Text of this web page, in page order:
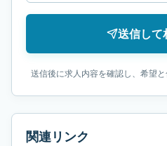
送信して
送信後に求人内容を確認し、希望と
関連リンク